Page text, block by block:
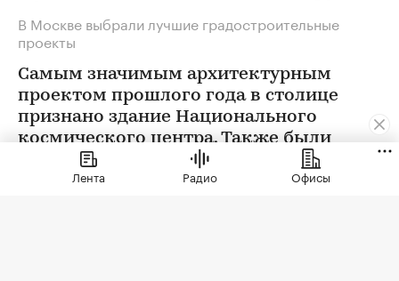
В Москве выбрали лучшие градостроительные
проекты
Самым значимым архитектурным
проектом прошлого года в столице
признано здание Национального
космического центра. Также были
определены победители еще в 12
номинациях
Лента Радио Офисы